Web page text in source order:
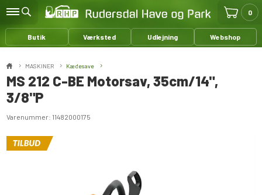
Butik Værksted Udlejning Webshop
0
MASKINER Kædesave
MS 212 C-BE Motorsav, 35cm/14",
3/8"P
Varenummer: 11482000175